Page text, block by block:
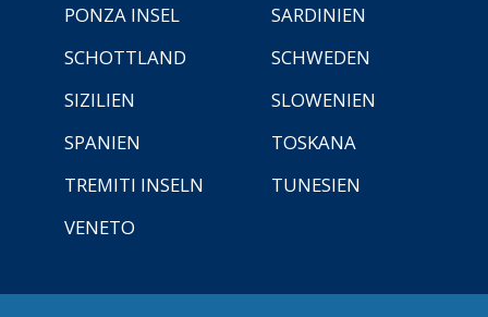
PONZA INSEL
SARDINIEN
SCHOTTLAND
SCHWEDEN
SIZILIEN
SLOWENIEN
SPANIEN
TOSKANA
TREMITI INSELN
TUNESIEN
VENETO